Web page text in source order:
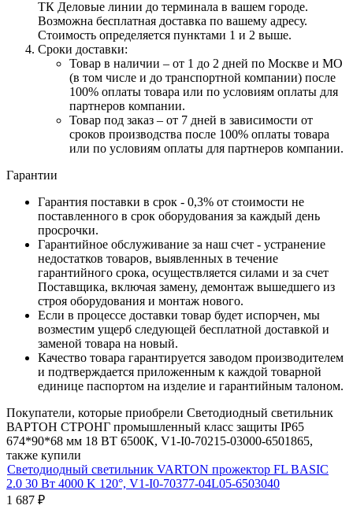
ТК Деловые линии до терминала в вашем городе.
Возможна бесплатная доставка по вашему адресу.
Стоимость определяется пунктами 1 и 2 выше.
Сроки доставки:
Товар в наличии – от 1 до 2 дней по Москве и МО
(в том числе и до транспортной компании) после
100% оплаты товара или по условиям оплаты для
партнеров компании.
Товар под заказ – от 7 дней в зависимости от
сроков производства после 100% оплаты товара
или по условиям оплаты для партнеров компании.
Гарантии
Гарантия поставки в срок - 0,3% от стоимости не
поставленного в срок оборудования за каждый день
просрочки.
Гарантийное обслуживание за наш счет - устранение
недостатков товаров, выявленных в течение
гарантийного срока, осуществляется силами и за счет
Поставщика, включая замену, демонтаж вышедшего из
строя оборудования и монтаж нового.
Если в процессе доставки товар будет испорчен, мы
возместим ущерб следующей бесплатной доставкой и
заменой товара на новый.
Качество товара гарантируется заводом производителем
и подтверждается приложенным к каждой товарной
единице паспортом на изделие и гарантийным талоном.
Покупатели, которые приобрели Светодиодный светильник
ВАРТОН СТРОНГ промышленный класс защиты IP65
674*90*68 мм 18 ВТ 6500К, V1-I0-70215-03000-6501865,
также купили
Светодиодный светильник VARTON прожектор FL BASIC
2.0 30 Вт 4000 K 120°, V1-I0-70377-04L05-6503040
1 687 ₽